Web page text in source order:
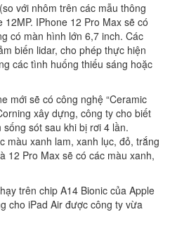
với nhôm trên các mẫu thông
IPhone 12 Pro Max sẽ có
có màn hình lớn 6,7 inch. Các
biến lidar, cho phép thực hiện
các tình huống thiếu sáng hoặc
mới sẽ có công nghệ “Ceramic
xây dựng, công ty cho biết
sót sau khi bị rơi 4 lần.
màu xanh lam, xanh lục, đỏ, trắng
12 Pro Max sẽ có các màu xanh,
trên chip A14 Bionic của Apple
cho iPad Air được công ty vừa